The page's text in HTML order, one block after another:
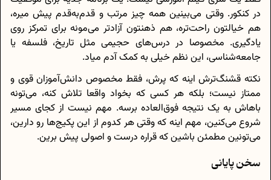
در کنکور. وقتی می‌بینین همه چیز مرتب و قدم‌به‌قدم پیش میره،
هم خیالتون راحت‌تره، هم ذهنتون آزادتر می‌مونه برای تمرکز روی
یادگیری. مخصوصا در درس‌های حجیمی مثل تاریخ، فلسفه یا
جامعه‌شناسی، این نظم خیلی به کمک آدم میاد.
نکته قشنگ‌ترش اینه که پرش، فقط مخصوص دانش‌آموزان قوی و
ممتاز نیست؛ بلکه هر کسی که بخواد واقعا تلاش کنه، می‌تونه
باهاش به یک نتیجه فوق‌العاده برسه. مهم نیست از کجای مسیر
شروع می‌کنین، مهم اینه که وقتی هر کدوم از این پکیج‌ها رو دارین،
می‌تونین مطمئن باشین که قراره درست و اصولی پیش برین.
سخن پایانی